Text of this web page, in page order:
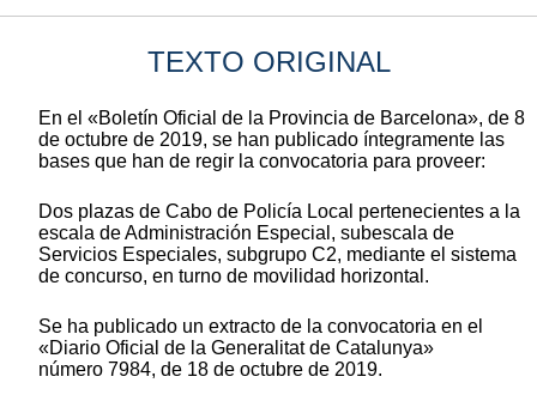
TEXTO ORIGINAL
En el «Boletín Oficial de la Provincia de Barcelona», de 8
de octubre de 2019, se han publicado íntegramente las
bases que han de regir la convocatoria para proveer:
Dos plazas de Cabo de Policía Local pertenecientes a la
escala de Administración Especial, subescala de
Servicios Especiales, subgrupo C2, mediante el sistema
de concurso, en turno de movilidad horizontal.
Se ha publicado un extracto de la convocatoria en el
«Diario Oficial de la Generalitat de Catalunya»
número 7984, de 18 de octubre de 2019.